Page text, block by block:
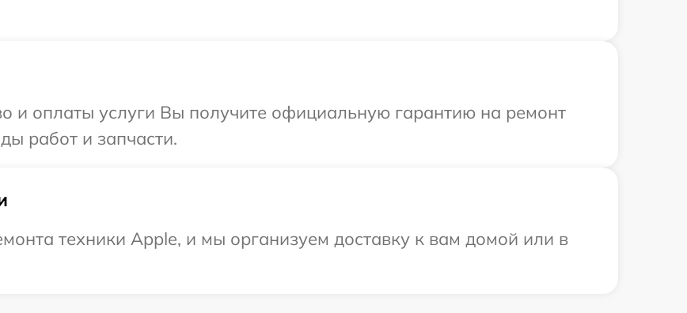
и оплаты услуги Вы получите официальную гарантию на ремонт
работ и запчасти.
техники Apple, и мы организуем доставку к вам домой или в